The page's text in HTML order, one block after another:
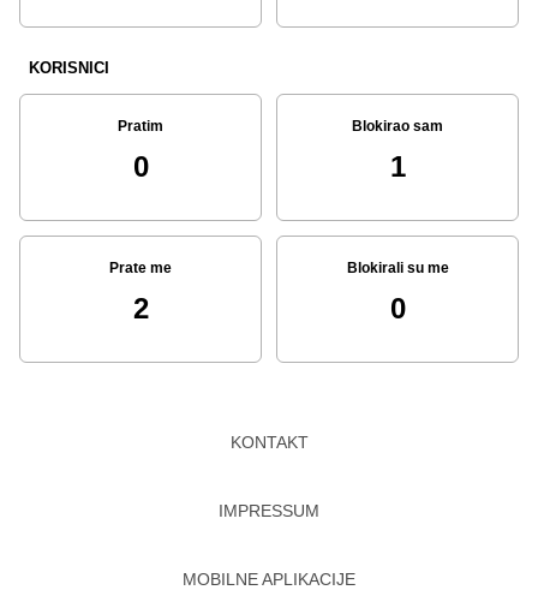
KORISNICI
Pratim
0
Blokirao sam
1
Prate me
2
Blokirali su me
0
KONTAKT
IMPRESSUM
MOBILNE APLIKACIJE